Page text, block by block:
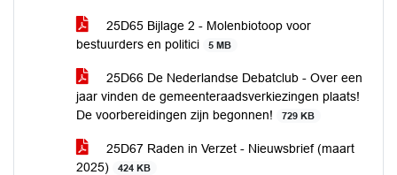
25D65 Bijlage 2 - Molenbiotoop voor
bestuurders en politici
5 MB
25D66 De Nederlandse Debatclub - Over een
jaar vinden de gemeenteraadsverkiezingen plaats!
De voorbereidingen zijn begonnen!
729 KB
25D67 Raden in Verzet - Nieuwsbrief (maart
2025)
424 KB